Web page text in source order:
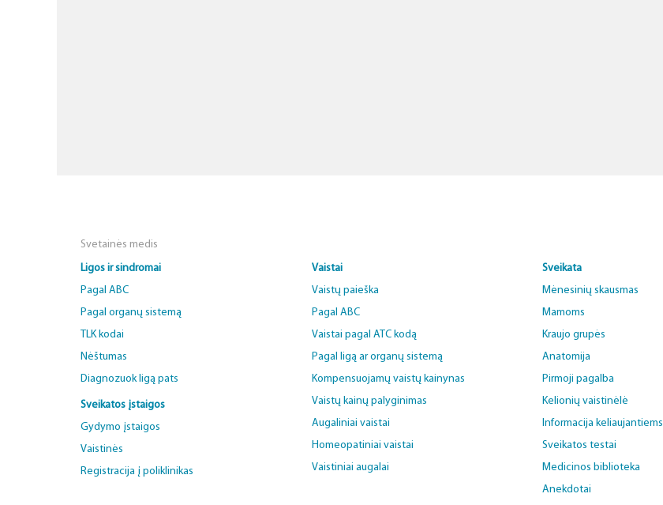
Svetainės medis
Ligos ir sindromai
Pagal ABC
Pagal organų sistemą
TLK kodai
Nėštumas
Diagnozuok ligą pats
Sveikatos įstaigos
Gydymo įstaigos
Vaistinės
Registracija į poliklinikas
Vaistai
Vaistų paieška
Pagal ABC
Vaistai pagal ATC kodą
Pagal ligą ar organų sistemą
Kompensuojamų vaistų kainynas
Vaistų kainų palyginimas
Augaliniai vaistai
Homeopatiniai vaistai
Vaistiniai augalai
Sveikata
Mėnesinių skausmas
Mamoms
Kraujo grupės
Anatomija
Pirmoji pagalba
Kelionių vaistinėlė
Informacija keliaujantiems
Sveikatos testai
Medicinos biblioteka
Anekdotai